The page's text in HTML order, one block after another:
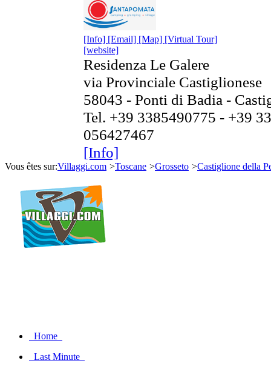
[Info] [Email] [Map] [Virtual Tour]
[website]
Residenza Le Galere
via Provinciale Castiglionese
58043 - Ponti di Badia -
Tel. +39 3385490775 - +39
056427467
[Info]
Vous êtes sur:Villaggi.com >Toscane >Grosseto >Castiglione della
Home
Last Minute